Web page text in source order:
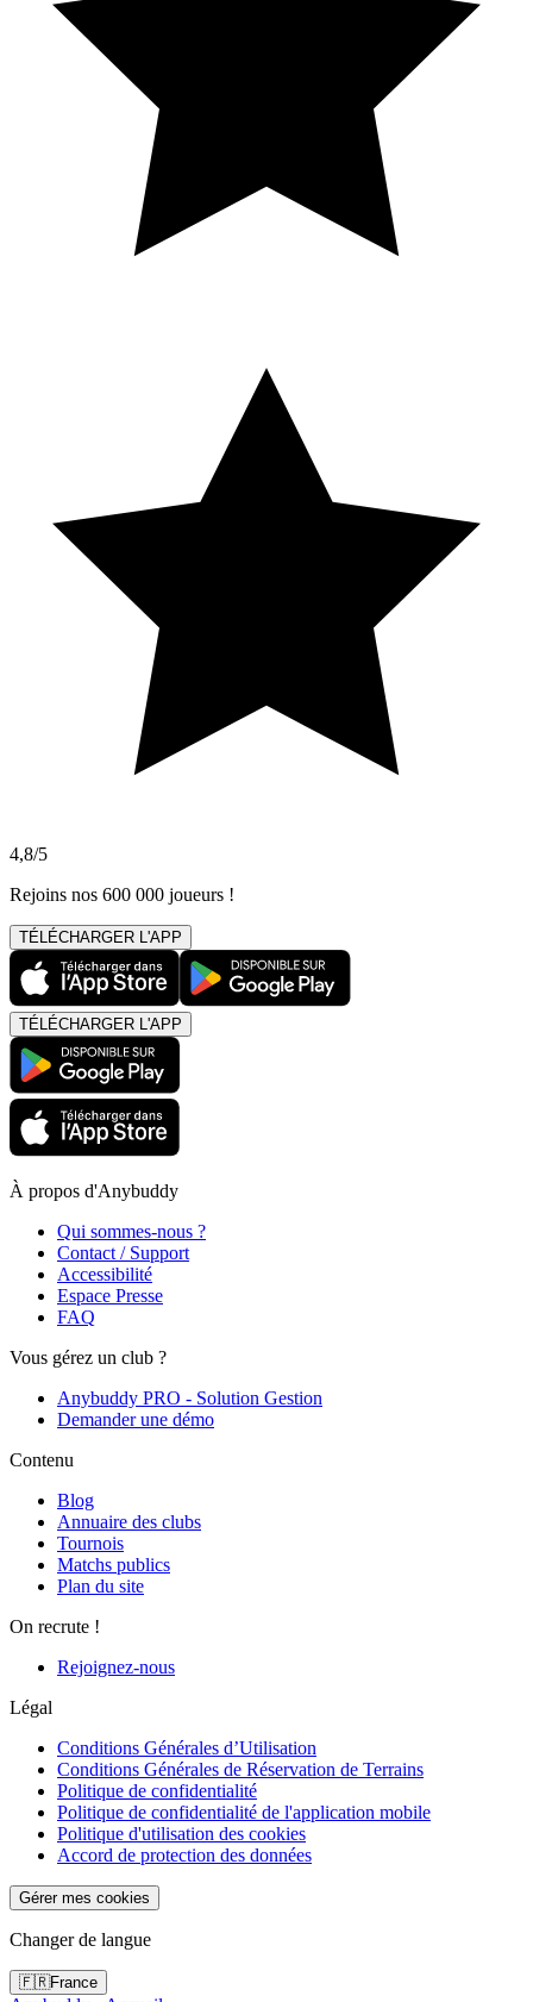
4,8/5
Rejoins nos 600 000 joueurs !
TÉLÉCHARGER L'APP
TÉLÉCHARGER L'APP
À propos d'Anybuddy
Qui sommes-nous ?
Contact / Support
Accessibilité
Espace Presse
FAQ
Vous gérez un club ?
Anybuddy PRO - Solution Gestion
Demander une démo
Contenu
Blog
Annuaire des clubs
Tournois
Matchs publics
Plan du site
On recrute !
Rejoignez-nous
Légal
Conditions Générales d’Utilisation
Conditions Générales de Réservation de Terrains
Politique de confidentialité
Politique de confidentialité de l'application mobile
Politique d'utilisation des cookies
Accord de protection des données
Gérer mes cookies
Changer de langue
🇫🇷France